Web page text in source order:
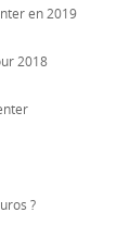
en 2019
2018
?